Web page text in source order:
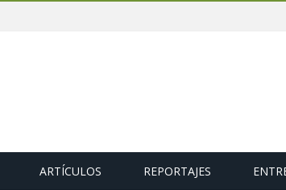
ARTÍCULOS REPORTAJES